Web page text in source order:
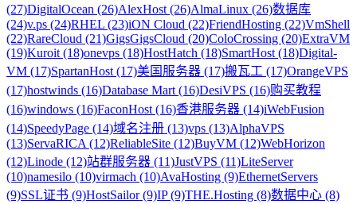
(27)DigitalOcean (26)AlexHost (26)AlmaLinux (26)数据库
(24)v.ps (24)RHEL (23)iON Cloud (22)FriendHosting (22)VmShell
(22)RareCloud (21)GigsGigsCloud (20)ColoCrossing (20)ExtraVM
(19)Kuroit (18)onevps (18)HostHatch (18)SmartHost (18)Digital-
VM (17)SpartanHost (17)美国服务器 (17)搬瓦工 (17)OrangeVPS
(17)hostwinds (16)Database Mart (16)DesiVPS (16)购买教程
(16)windows (16)FaconHost (16)香港服务器 (14)iWebFusion
(14)SpeedyPage (14)域名注册 (13)vps (13)AlphaVPS
(13)ServaRICA (12)ReliableSite (12)BuyVM (12)WebHorizon
(12)Linode (12)站群服务器 (11)JustVPS (11)LiteServer
(10)namesilo (10)virmach (10)AvaHosting (9)EthernetServers
(9)SSL证书 (9)HostSailor (9)IP (9)THE.Hosting (8)数据中心 (8)